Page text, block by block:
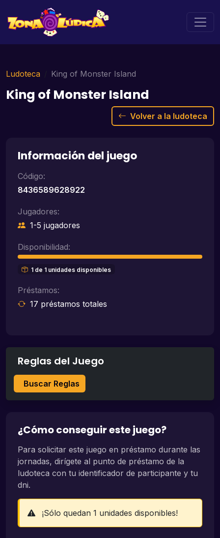
Ludoteca King of Monster Island
King of Monster Island
Volver a la ludoteca
Información del juego
Código:
8436589628922
Jugadores:
1-5 jugadores
Disponibilidad:
1 de 1 unidades disponibles
Préstamos:
17 préstamos totales
Reglas del Juego
Buscar Reglas
¿Cómo conseguir este juego?
Para solicitar este juego en préstamo durante las
jornadas, dirígete al punto de préstamo de la
ludoteca con tu identificador de participante y tu
dni.
¡Sólo quedan 1 unidades disponibles!